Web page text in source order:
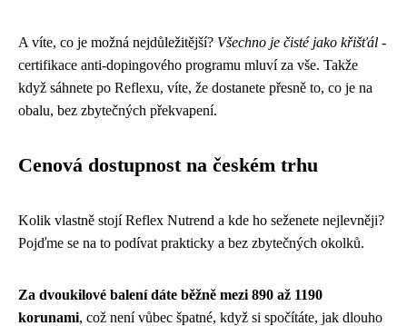
A víte, co je možná nejdůležitější? Všechno je čisté jako křišťál -
certifikace anti-dopingového programu mluví za vše. Takže
když sáhnete po Reflexu, víte, že dostanete přesně to, co je na
obalu, bez zbytečných překvapení.
Cenová dostupnost na českém trhu
Kolik vlastně stojí Reflex Nutrend a kde ho seženete nejlevněji?
Pojďme se na to podívat prakticky a bez zbytečných okolků.
Za dvoukilové balení dáte běžně mezi 890 až 1190
korunami, což není vůbec špatné, když si spočítáte, jak dlouho